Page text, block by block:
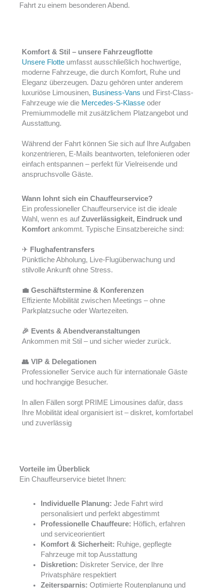
Fahrt zu einem besonderen Abend.
Komfort & Stil – unsere Fahrzeugflotte
Unsere Flotte umfasst ausschließlich hochwertige,
moderne Fahrzeuge, die durch Komfort, Ruhe und
Eleganz überzeugen. Dazu gehören unter anderem
luxuriöse Limousinen, Business-Vans und First-Class-
Fahrzeuge wie die Mercedes-S-Klasse oder
Premiummodelle mit zusätzlichem Platzangebot und
Ausstattung.
Während der Fahrt können Sie sich auf Ihre Aufgaben
konzentrieren, E-Mails beantworten, telefonieren oder
einfach entspannen – perfekt für Vielreisende und
anspruchsvolle Gäste.
Wann lohnt sich ein Chauffeurservice?
Ein professioneller Chauffeurservice ist die ideale
Wahl, wenn es auf Zuverlässigkeit, Eindruck und
Komfort ankommt. Typische Einsatzbereiche sind:
✈ Flughafentransfers
Pünktliche Abholung, Live-Flugüberwachung und
stilvolle Ankunft ohne Stress.
💼 Geschäftstermine & Konferenzen
Effiziente Mobilität zwischen Meetings – ohne
Parkplatzsuche oder Wartezeiten.
🎉 Events & Abendveranstaltungen
Ankommen mit Stil – und sicher wieder zurück.
👥 VIP & Delegationen
Professioneller Service auch für internationale Gäste
und hochrangige Besucher.
In allen Fällen sorgt PRIME Limousines dafür, dass
Ihre Mobilität ideal organisiert ist – diskret, komfortabel
und zuverlässig
Vorteile im Überblick
Ein Chauffeurservice bietet Ihnen:
Individuelle Planung: Jede Fahrt wird
personalisiert und perfekt abgestimmt
Professionelle Chauffeure: Höflich, erfahren
und serviceorientiert
Komfort & Sicherheit: Ruhige, gepflegte
Fahrzeuge mit top Ausstattung
Diskretion: Diskreter Service, der Ihre
Privatsphäre respektiert
Zeitersparnis: Optimierte Routenplanung und